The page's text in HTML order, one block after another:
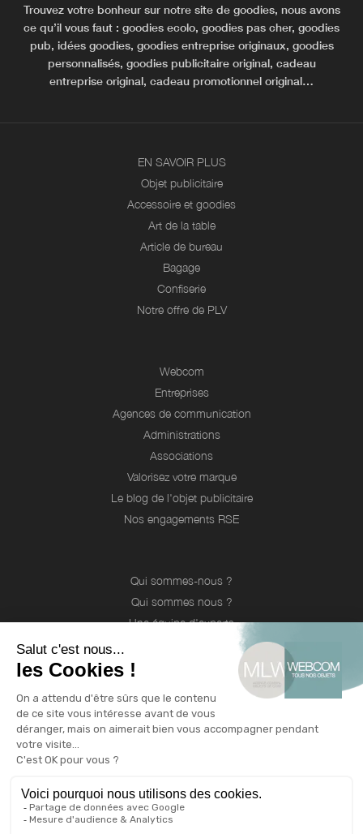
Trouvez votre bonheur sur notre site de goodies, nous avons
ce qu’il vous faut : goodies ecolo, goodies pas cher, goodies
pub, idées goodies, goodies entreprise originaux, goodies
personnalisés, goodies publicitaire original, cadeau
entreprise original, cadeau promotionnel original…
EN SAVOIR PLUS
Objet publicitaire
Accessoire et goodies
Art de la table
Article de bureau
Bagage
Confiserie
Notre offre de PLV
Webcom
Entreprises
Agences de communication
Administrations
Associations
Valorisez votre marque
Le blog de l'objet publicitaire
Nos engagements RSE
Qui sommes-nous ?
Qui sommes nous ?
Une équipe d'experts
Technique de marquage
Guide environnemental
INFOS
Livraison et retour